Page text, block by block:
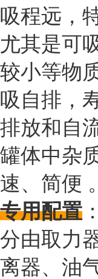
吸程远，
尤其是可
较小等物
吸自排，
排放和自
罐体中杂
速、简便
专用配置
分由取力
离器、油